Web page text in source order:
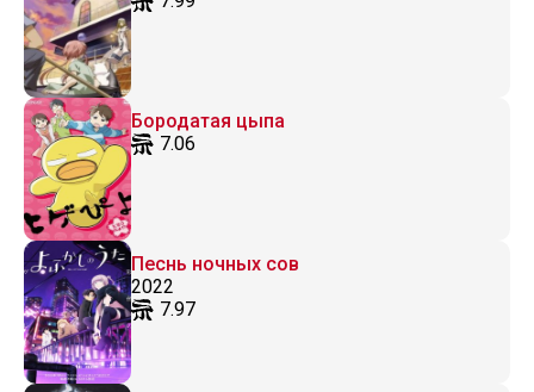
Бородатая цыпа
7.06
Песнь ночных сов
2022
7.97